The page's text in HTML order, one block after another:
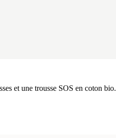
et une trousse SOS en coton bio.